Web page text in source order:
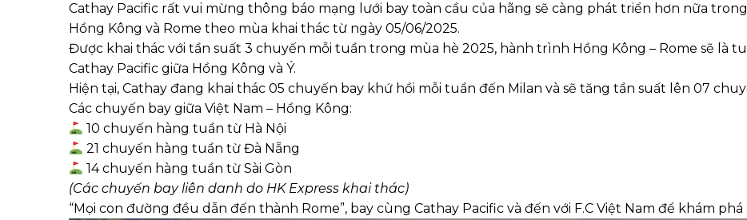
Cathay Pacific rất vui mừng thông báo mạng lưới bay toàn cầu của hãng sẽ càng phát triển hơn nữa
Hồng Kông và Rome theo mùa khai thác từ ngày 05/06/2025.
Được khai thác với tần suất 3 chuyến mỗi tuần trong mùa hè 2025, hành trình Hồng Kông – Rome sẽ là
Cathay Pacific giữa Hồng Kông và Ý.
Hiện tại, Cathay đang khai thác 05 chuyến bay khứ hồi mỗi tuần đến Milan và sẽ tăng tần suất lên 07
Các chuyến bay giữa Việt Nam – Hồng Kông:
10 chuyến hàng tuần từ Hà Nội
21 chuyến hàng tuần từ Đà Nẵng
14 chuyến hàng tuần từ Sài Gòn
(Các chuyến bay liên danh do HK Express khai thác)
“Mọi con đường đều dẫn đến thành Rome”, bay cùng Cathay Pacific và đến với F.C Việt Nam để khám